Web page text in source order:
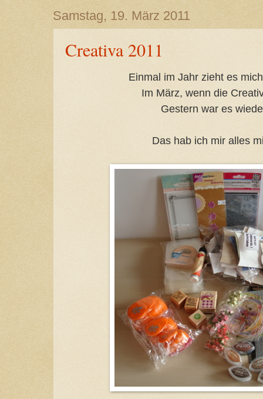
Samstag, 19. März 2011
Creativa 2011
Einmal im Jahr zieht es
Im März, wenn die
Gestern war es
Das hab ich mir alles